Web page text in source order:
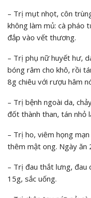
– Trị mụt nhọt, côn
không làm mủ: cà pháo
đắp vào vết thương.
– Trị phụ nữ huyết hư,
bóng râm cho khô, rồi
8g chiêu với rượu hâm
– Trị bệnh ngoài da,
đốt thành than, tán nhỏ
– Trị ho, viêm họng mạn
thêm mật ong. Ngày ăn
– Trị đau thắt lưng, đau
15g, sắc uống.